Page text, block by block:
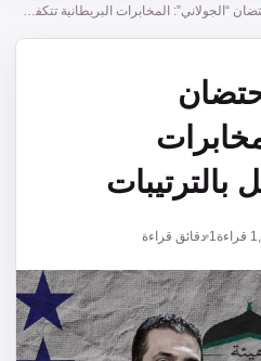
واشنطن نحو احتضان “الجولاني”: المخابرات البريطانية تتكفل بالترتيبات
بالترتيبات
قراءة1 دقائق قراءة